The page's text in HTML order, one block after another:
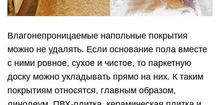
Влагонепроницаемые напольные покрытия
можно не удалять. Если основание пола вместе
с ними ровное, сухое и чистое, то паркетную
доску можно укладывать прямо на них. К таким
покрытиям относятся, главным образом,